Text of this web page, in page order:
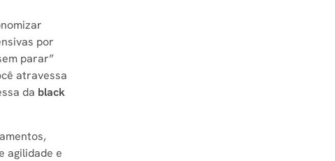
por
parar”
atravessa
da black
agilidade e